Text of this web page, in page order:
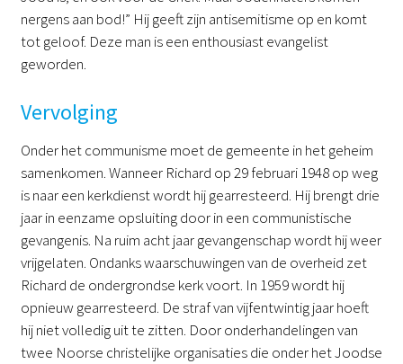
nergens aan bod!” Hij geeft zijn antisemitisme op en komt
tot geloof. Deze man is een enthousiast evangelist
geworden.
Vervolging
Onder het communisme moet de gemeente in het geheim
samenkomen. Wanneer Richard op 29 februari 1948 op weg
is naar een kerkdienst wordt hij gearresteerd. Hij brengt drie
jaar in eenzame opsluiting door in een communistische
gevangenis. Na ruim acht jaar gevangenschap wordt hij weer
vrijgelaten. Ondanks waarschuwingen van de overheid zet
Richard de ondergrondse kerk voort. In 1959 wordt hij
opnieuw gearresteerd. De straf van vijfentwintig jaar hoeft
hij niet volledig uit te zitten. Door onderhandelingen van
twee Noorse christelijke organisaties die onder het Joodse